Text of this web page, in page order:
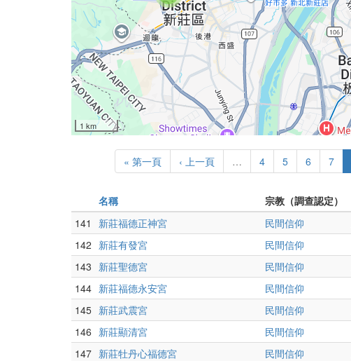
1 km
« 第一頁 ‹ 上一頁 … 4 5 6 7
名稱 宗教（調查認定）
141
新莊福德正神宮 民間信仰
142 新莊有發宮 民間信仰
143 新莊聖德宮 民間信仰
144 新莊福德永安宮 民間信仰
145 新莊武震宮 民間信仰
146 新莊顯清宮 民間信仰
147 新莊牡丹心福德宮 民間信仰